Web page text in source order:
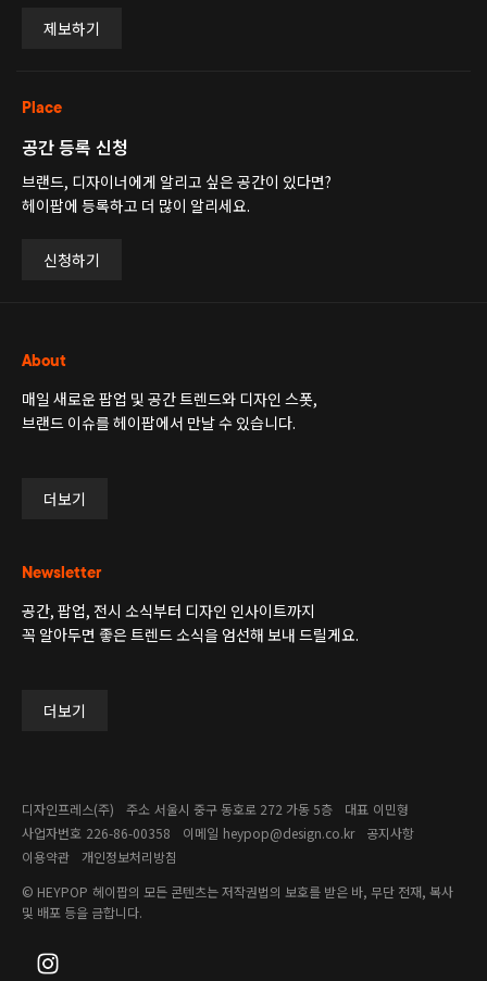
제보하기
Place
공간 등록 신청
브랜드, 디자이너에게 알리고 싶은 공간이 있다면?
헤이팝에 등록하고 더 많이 알리세요.
신청하기
About
매일 새로운 팝업 및 공간 트렌드와 디자인 스폿,
브랜드 이슈를 헤이팝에서 만날 수 있습니다.
더보기
Newsletter
공간, 팝업, 전시 소식부터 디자인 인사이트까지
꼭 알아두면 좋은 트렌드 소식을 엄선해 보내 드릴게요.
더보기
디자인프레스(주) 주소 서울시 중구 동호로 272 가동 5층 대표 이민형
사업자번호 226-86-00358​ 이메일 heypop@design.co.kr
공지사항
이용약관
개인정보처리방침
© HEYPOP 헤이팝의 모든 콘텐츠는 저작권법의 보호를 받은 바, 무단 전재, 복사
및 배포 등을 금합니다.